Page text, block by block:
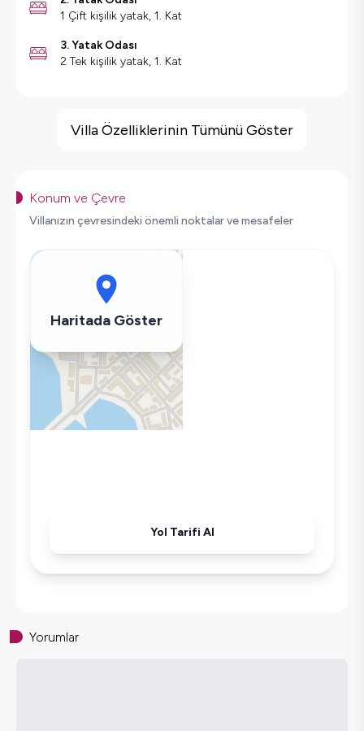
1 Çift kişilik yatak, 1. Kat
3. Yatak Odası
2 Tek kişilik yatak, 1. Kat
Deniz Manzarası
Kapalı Havuz
Çocuk Oyun Alanı
Geniş Ailelere Uygun
Saç Kurutma Makinası
Bulaşık Makinesi
Çamaşır Makinesi
Buzdolabı
Villa Özelliklerinin Tümünü Göster
Konum ve Çevre
Villanızın çevresindeki önemli noktalar ve mesafeler
Haritada Göster
Yol Tarifi Al
Yorumlar